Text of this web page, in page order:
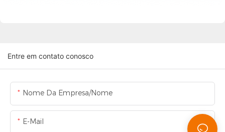
Entre em contato conosco
Nome Da Empresa/Nome
E-Mail